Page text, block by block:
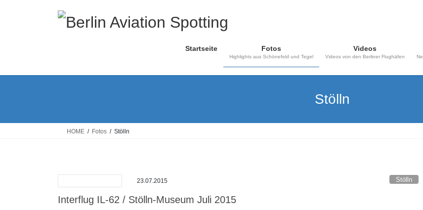
Startseite Fotos
Highlights aus Schönefeld und Tegel
Videos
Videos von den Berliner Flughäfen
Stölln
HOME Fotos Stölln
23.07.2015 Stölln
Interflug IL-62 / Stölln-Museum Juli 2015